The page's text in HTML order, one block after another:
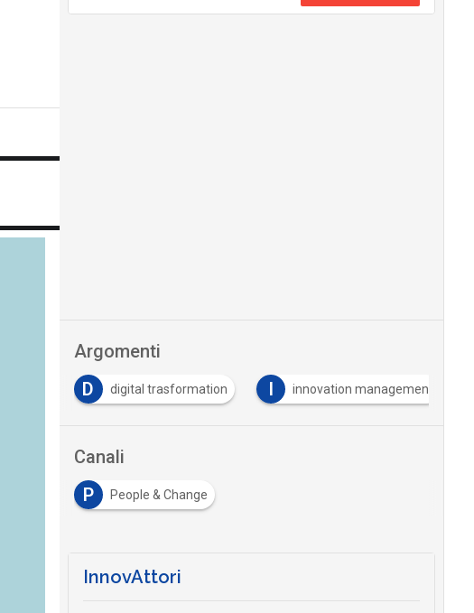
Argomenti
D digital trasformation I innovation management
Canali
P
People & Change
InnovAttori